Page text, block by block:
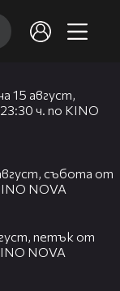
15 август,
ч. по KINO
събота от
NOVA
петък от
NOVA